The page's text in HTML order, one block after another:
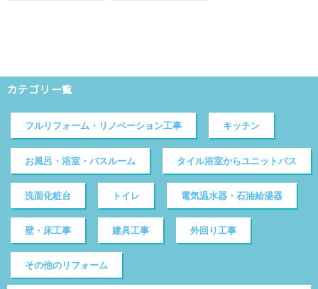
カテゴリ一覧
フルリフォーム・リノベーション工事 キッチン
お風呂・浴室・バスルーム タイル浴室からユニットバス
洗面化粧台 トイレ 電気温水器・石油給湯器
壁・床工事 建具工事 外回り工事
その他のリフォーム